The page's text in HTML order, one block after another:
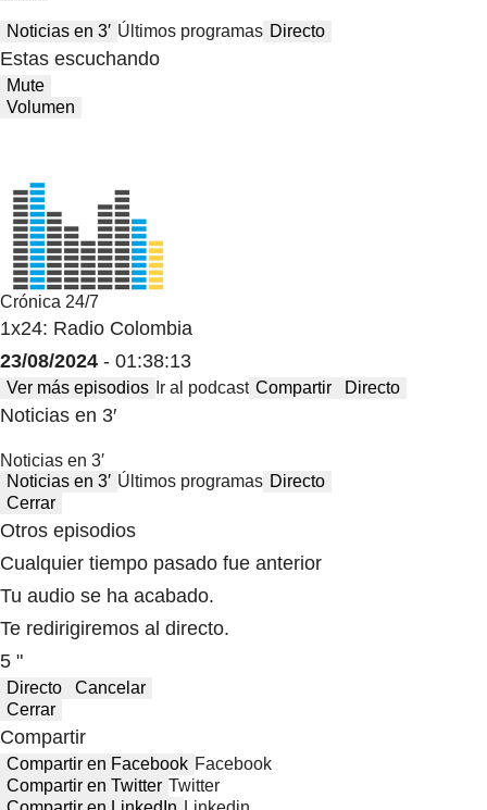
Noticias en 3′ Últimos programas Directo
Estas escuchando
Mute
Volumen
Crónica 24/7
1x24: Radio Colombia
23/08/2024 - 01:38:13
Ver más episodios Ir al podcast Compartir Directo
Noticias en 3′
Noticias en 3′
Noticias en 3′ Últimos programas Directo
Cerrar
Otros episodios
Cualquier tiempo pasado fue anterior
Tu audio se ha acabado.
Te redirigiremos al directo.
5 "
Directo
Cancelar
Cerrar
Compartir
Compartir en Facebook Facebook
Compartir en Twitter Twitter